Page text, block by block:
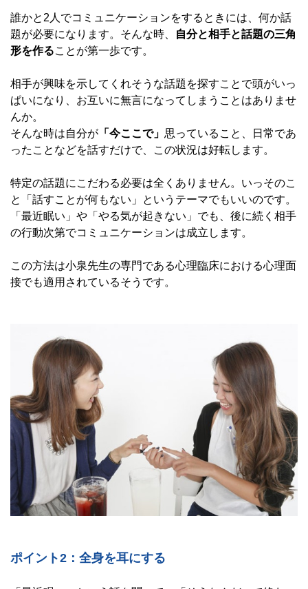
誰かと2人でコミュニケーションをするときには、何か話
題が必要になります。そんな時、
自分と相手と話題の三角
形を作ることが第一歩です。
相手が興味を示してくれそうな話題を探すことで頭がいっ
ぱいになり、お互いに無言になってしまうことはありませ
んか。
そんな時は自分が 「今ここで」 思っていること、日常であ
ったことなどを話すだけで、この状況は好転します。
特定の話題にこだわる必要は全くありません。いっそのこ
と「話すことが何もない」というテーマでもいいのです。
「最近眠い」や「やる気が起きない」でも、後に続く相手
の行動次第でコミュニケーションは成立します。
この方法は小泉先生の専門である心理臨床における心理面
接でも適用されているそうです。
ポイント2：全身を耳にする